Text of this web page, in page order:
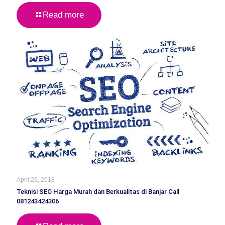
Read more
April 29, 2018
Teknisi SEO Harga Murah dan Berkualitas di Banjar Call
081243424306